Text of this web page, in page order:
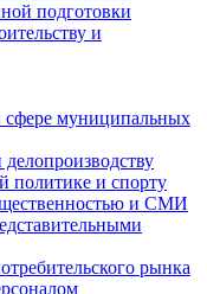
подготовки
и
муниципальных
политике и спорту
и СМИ
рынка